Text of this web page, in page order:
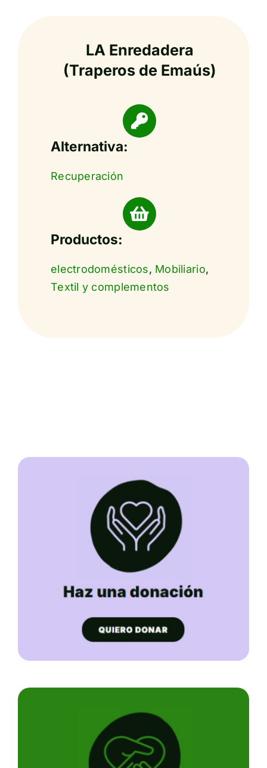
LA Enredadera
(Traperos de Emaús)
Alternativa:
Recuperación
Productos:
electrodomésticos, Mobiliario,
Textil y complementos